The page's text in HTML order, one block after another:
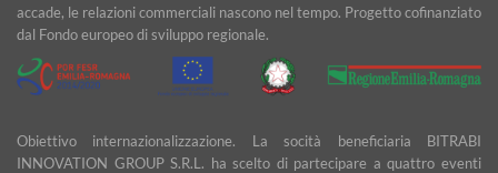
accade, le relazioni commerciali nascono nel tempo. Progetto cofinanziato
dal Fondo europeo di sviluppo regionale.
Obiettivo internazionalizzazione. La socità beneficiaria BITRABI
INNOVATION GROUP S.R.L. ha scelto di partecipare a quattro eventi